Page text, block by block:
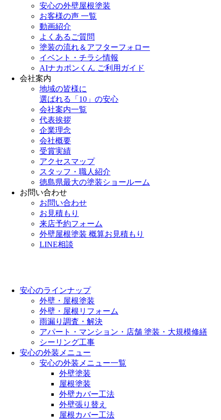
安心の外壁屋根塗装
お客様の声 一覧
動画紹介
よくあるご質問
塗装の流れ＆アフターフォロー
イベント・チラシ情報
AIナカポンくん ご利用ガイド
会社案内
地域の皆様に
選ばれる「10」の安心
会社案内一覧
代表挨拶
企業理念
会社概要
受賞実績
アクセスマップ
スタッフ・職人紹介
徳島県最大の塗装ショールーム
お問い合わせ
お問い合わせ
お見積もり
来店予約フォーム
外壁屋根塗装 概算お見積もり
LINE相談
安心のラインナップ
外壁・屋根塗装
外壁・屋根リフォーム
雨漏り調査・解決
アパート・マンション・店舗 塗装・大規模修繕
シーリング工事
安心の外装メニュー
安心の外装メニュー一覧
外壁塗装
屋根塗装
外壁カバー工法
外壁張り替え
屋根カバー工法